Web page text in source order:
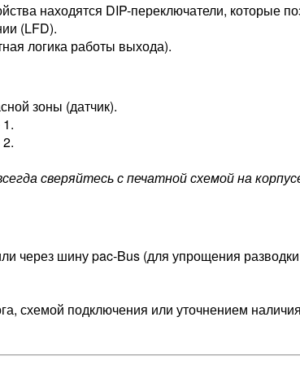
находятся DIP-переключатели, которые
(LFD).
логика работы выхода).
зоны (датчик).
сверяйтесь с печатной схемой на
через шину pac-Bus (для упрощения
схемой подключения или уточнением